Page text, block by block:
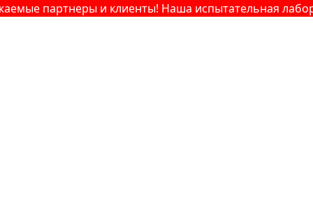
партнеры и клиенты! Наша испытательная